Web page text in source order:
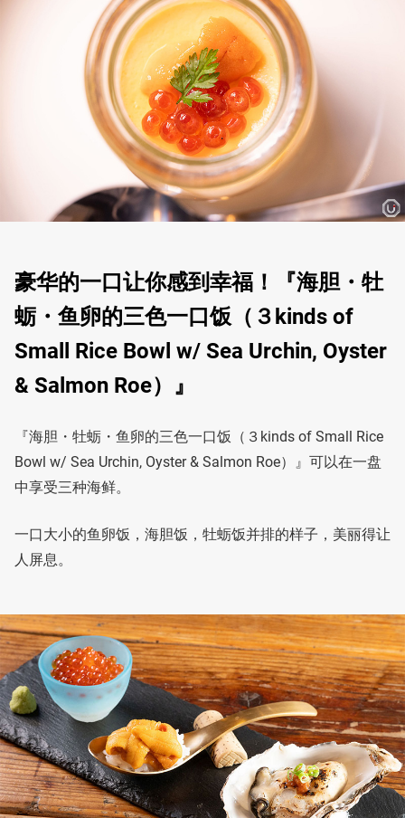
豪华的一口让你感到幸福！『海胆・牡
蛎・鱼卵的三色一口饭（３kinds of
Small Rice Bowl w/ Sea Urchin, Oyster
& Salmon Roe）』
『海胆・牡蛎・鱼卵的三色一口饭（３kinds of Small Rice
Bowl w/ Sea Urchin, Oyster & Salmon Roe）』可以在一盘
中享受三种海鲜。
一口大小的鱼卵饭，海胆饭，牡蛎饭并排的样子，美丽得让
人屏息。